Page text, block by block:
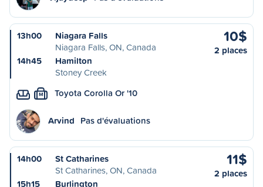
13h00
Niagara Falls
Niagara Falls, ON, Canada
14h45
Hamilton
Stoney Creek
10$
2 places
M Toyota Corolla Or '10
Arvind Pas d'évaluations
14h00
St Catharines
St Catharines, ON, Canada
15h15
Burlington
11$
2 places